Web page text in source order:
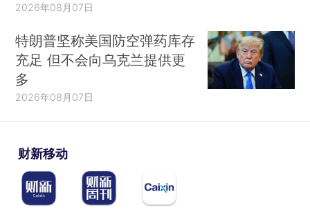
2026年08月07日
特朗普坚称美国防空弹药库存
充足 但不会向乌克兰提供更
多
2026年08月07日
财新移动